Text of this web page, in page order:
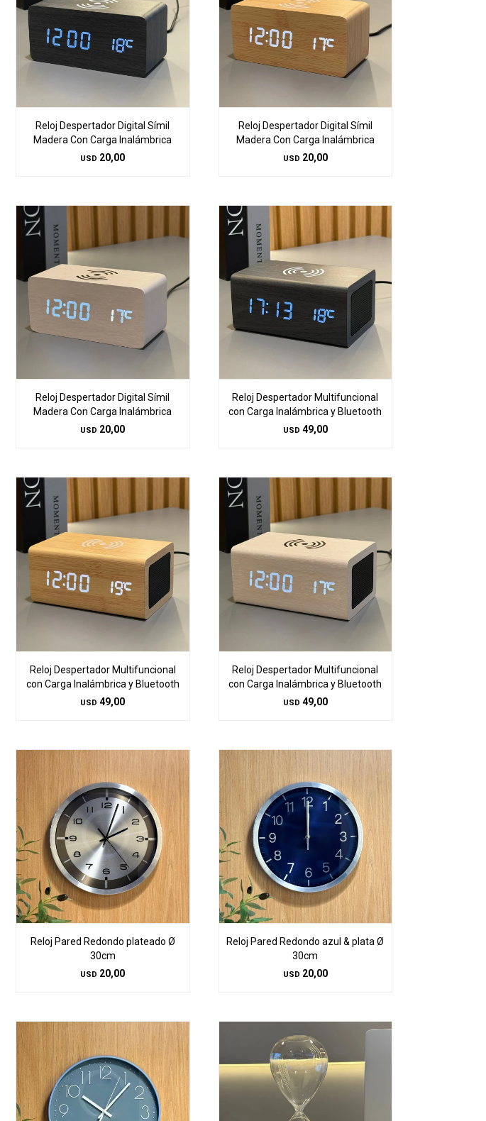
Reloj Despertador Digital Símil
Madera Con Carga Inalámbrica
USD 20,00
Reloj Despertador Digital Símil
Madera Con Carga Inalámbrica
USD 20,00
Reloj Despertador Digital Símil
Madera Con Carga Inalámbrica
USD 20,00
Reloj Despertador Multifuncional
con Carga Inalámbrica y Bluetooth
USD 49,00
Reloj Despertador Multifuncional
con Carga Inalámbrica y Bluetooth
USD 49,00
Reloj Despertador Multifuncional
con Carga Inalámbrica y Bluetooth
USD 49,00
Reloj Pared Redondo plateado Ø
30cm
USD 20,00
Reloj Pared Redondo azul & plata Ø
30cm
USD 20,00